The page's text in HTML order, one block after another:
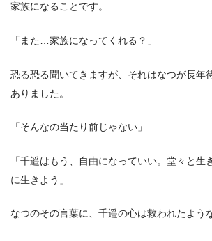
家族になることです。
「また…家族になってくれる？」
恐る恐る聞いてきますが、それはなつが長年
ありました。
「そんなの当たり前じゃない」
「千遥はもう、自由になっていい。堂々と生
に生きよう」
なつのその言葉に、千遥の心は救われたよう